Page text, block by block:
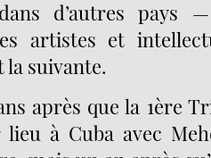
d’autres pays
artistes et
la suivante.
après que la 1ère
lieu à Cuba avec